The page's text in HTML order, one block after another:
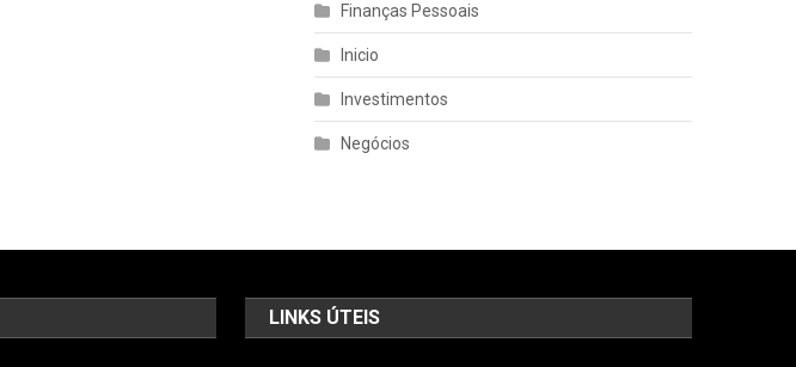
Finanças Pessoais
Inicio
Investimentos
Negócios
LINKS ÚTEIS